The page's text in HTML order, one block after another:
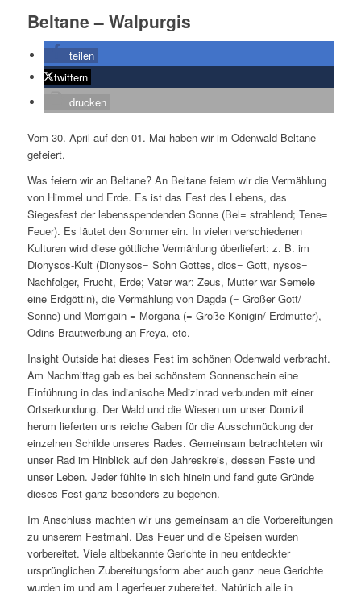
Beltane – Walpurgis
teilen
twittern
drucken
Vom 30. April auf den 01. Mai haben wir im Odenwald Beltane
gefeiert.
Was feiern wir an Beltane? An Beltane feiern wir die Vermählung
von Himmel und Erde. Es ist das Fest des Lebens, das
Siegesfest der lebensspendenden Sonne (Bel= strahlend; Tene=
Feuer). Es läutet den Sommer ein. In vielen verschiedenen
Kulturen wird diese göttliche Vermählung überliefert: z. B. im
Dionysos-Kult (Dionysos= Sohn Gottes, dios= Gott, nysos=
Nachfolger, Frucht, Erde; Vater war: Zeus, Mutter war Semele
eine Erdgöttin), die Vermählung von Dagda (= Großer Gott/
Sonne) und Morrigain = Morgana (= Große Königin/ Erdmutter),
Odins Brautwerbung an Freya, etc.
Insight Outside hat dieses Fest im schönen Odenwald verbracht.
Am Nachmittag gab es bei schönstem Sonnenschein eine
Einführung in das indianische Medizinrad verbunden mit einer
Ortserkundung. Der Wald und die Wiesen um unser Domizil
herum lieferten uns reiche Gaben für die Ausschmückung der
einzelnen Schilde unseres Rades. Gemeinsam betrachteten wir
unser Rad im Hinblick auf den Jahreskreis, dessen Feste und
unser Leben. Jeder fühlte in sich hinein und fand gute Gründe
dieses Fest ganz besonders zu begehen.
Im Anschluss machten wir uns gemeinsam an die Vorbereitungen
zu unserem Festmahl. Das Feuer und die Speisen wurden
vorbereitet. Viele altbekannte Gerichte in neu entdeckter
ursprünglichen Zubereitungsform aber auch ganz neue Gerichte
wurden im und am Lagerfeuer zubereitet. Natürlich alle in